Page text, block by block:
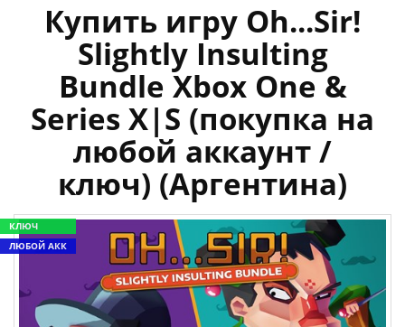
Купить игру Oh...Sir!
Slightly Insulting
Bundle Xbox One &
Series X|S (покупка на
любой аккаунт /
ключ) (Аргентина)
КЛЮЧ
ЛЮБОЙ АКК